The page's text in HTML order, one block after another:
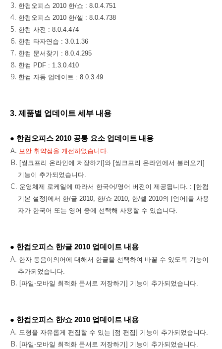
한컴오피스 2010 한/쇼 : 8.0.4.751
한컴오피스 2010 한/셀 : 8.0.4.738
한컴 사전 : 8.0.4.474
한컴 타자연습 : 3.0.1.36
한컴 문서찾기 : 8.0.4.295
한컴 PDF : 1.3.0.410
한컴 자동 업데이트 : 8.0.3.49
3. 제품별 업데이트 세부 내용
● 한컴오피스 2010 공통 요소 업데이트 내용
보안 취약점을 개선하였습니다.
[씽크프리 온라인에 저장하기]와 [씽크프리 온라인에서 불러오기]
기능이 추가되었습니다.
운영체제 로케일에 따라서 한국어/영어 버전이 제공됩니다. : [한컴
기본 설정]에서 한/글 2010, 한/쇼 2010, 한/셀 2010의 [언어]를 사용
자가 한국어 또는 영어 중에 선택해 사용할 수 있습니다.
● 한컴오피스 한/글 2010 업데이트 내용
한자 동음이의어에 대해서 한글을 선택하여 바꿀 수 있도록 기능이
추가되었습니다.
[파일-모바일 최적화 문서로 저장하기] 기능이 추가되었습니다.
● 한컴오피스 한/쇼 2010 업데이트 내용
도형을 자유롭게 편집할 수 있는 [점 편집] 기능이 추가되었습니다.
[파일-모바일 최적화 문서로 저장하기] 기능이 추가되었습니다.